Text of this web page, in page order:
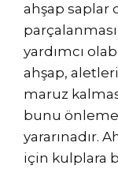
ahşap saplar
yardımcı
ahşap,
maruz
bunu
yararınadır.
için kulplara